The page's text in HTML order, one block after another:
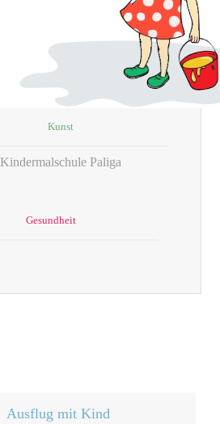
Kunst
Kindermalschule Paliga
Gesundheit
Ausflug mit Kind